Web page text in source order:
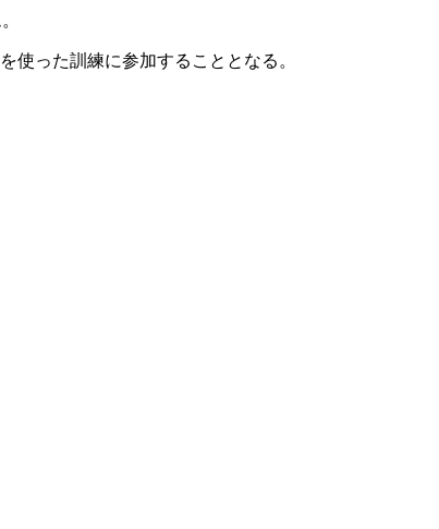
。
使った訓練に参加することとなる。